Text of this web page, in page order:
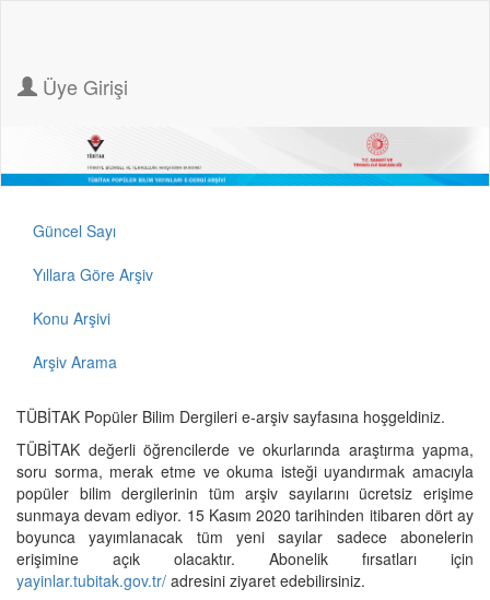
Üye Girişi
Güncel Sayı
Yıllara Göre Arşiv
Konu Arşivi
Arşiv Arama
TÜBİTAK Popüler Bilim Dergileri e-arşiv sayfasına hoşgeldiniz.
TÜBİTAK değerli öğrencilerde ve okurlarında araştırma yapma,
soru sorma, merak etme ve okuma isteği uyandırmak amacıyla
popüler bilim dergilerinin tüm arşiv sayılarını ücretsiz erişime
sunmaya devam ediyor. 15 Kasım 2020 tarihinden itibaren dört ay
boyunca yayımlanacak tüm yeni sayılar sadece abonelerin
erişimine açık olacaktır. Abonelik fırsatları için
yayinlar.tubitak.gov.tr/ adresini ziyaret edebilirsiniz.